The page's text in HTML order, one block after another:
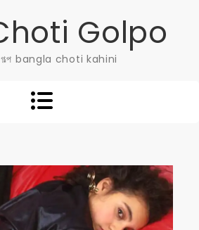
Golpo
গল্প bangla choti kahini